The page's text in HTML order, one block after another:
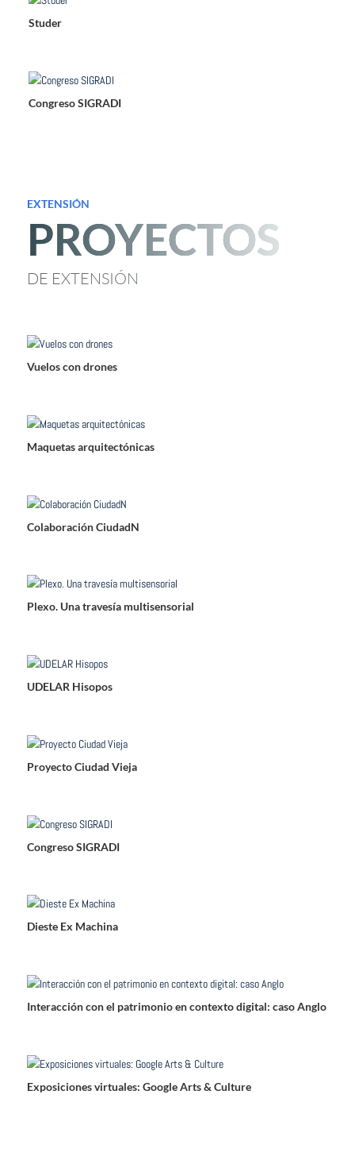
Studer
Congreso SIGRADI
EXTENSIÓN
PROYECTOS
DE EXTENSIÓN
Vuelos con drones
Maquetas arquitectónicas
Colaboración CiudadN
Plexo. Una travesía multisensorial
UDELAR Hisopos
Proyecto Ciudad Vieja
Congreso SIGRADI
Dieste Ex Machina
Interacción con el patrimonio en contexto digital: caso Anglo
Exposiciones virtuales: Google Arts & Culture